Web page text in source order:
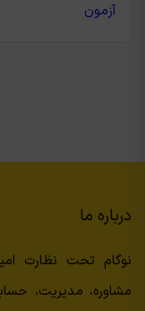
آزمون
درباره ما
نوگام تحت نظارت